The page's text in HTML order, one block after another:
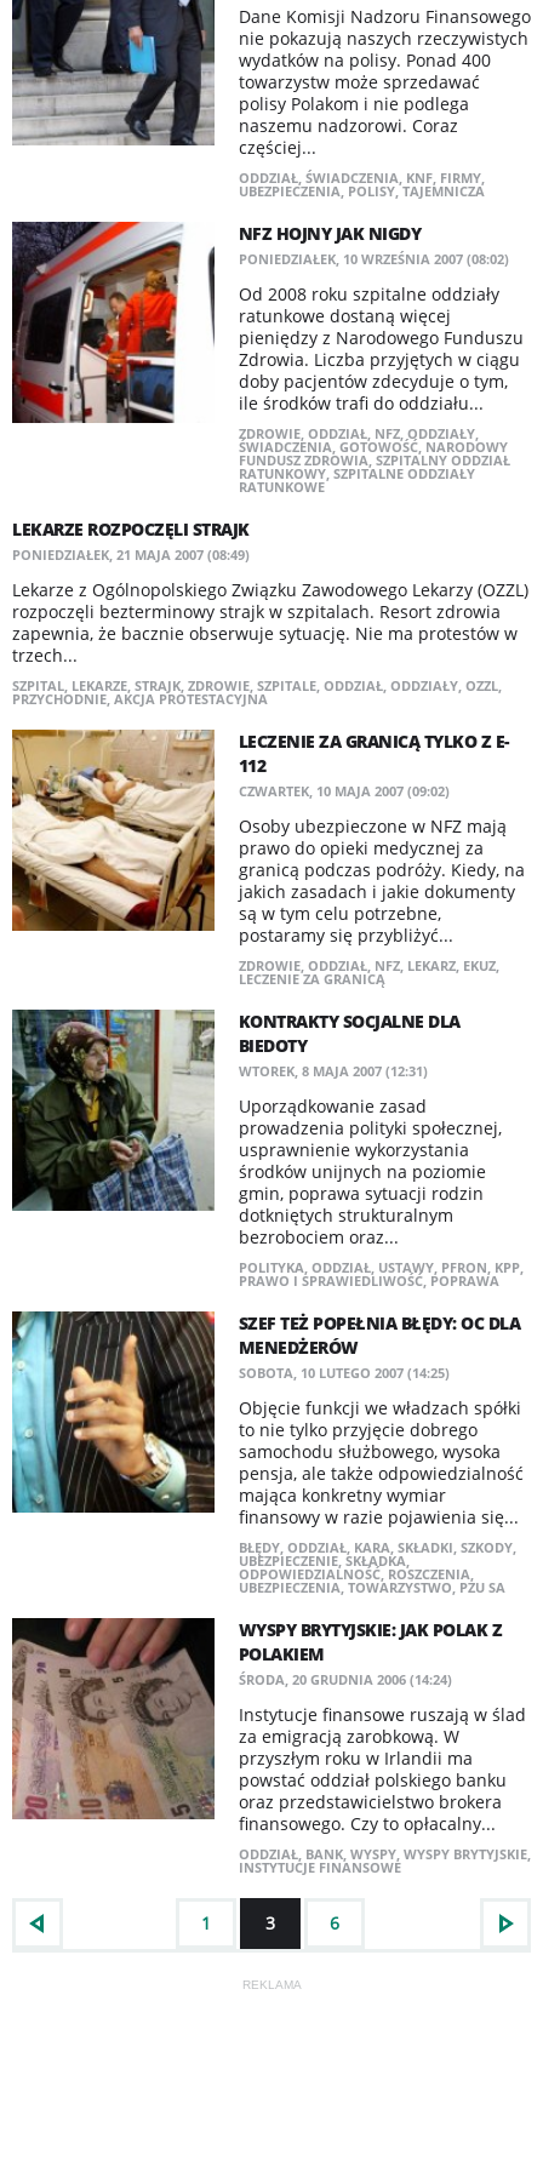
Dane Komisji Nadzoru Finansowego
nie pokazują naszych rzeczywistych
wydatków na polisy. Ponad 400
towarzystw może sprzedawać
polisy Polakom i nie podlega
naszemu nadzorowi. Coraz
częściej...
ODDZIAŁ, ŚWIADCZENIA KNF, FIRMY,
UBEZPIECZENIA POLISY,TAJEMNICZA
NFZ HOJNY JAK NIGDY
PONIEDZIAŁEK, 10 WRZEŚNIA 2007 (08:02)
Od 2008 roku szpitalne oddziały
ratunkowe dostaną więcej
pieniędzy z Narodowego Funduszu
Zdrowia. Liczba przyjętych w ciągu
doby pacjentów zdecyduje o tym,
ile środków trafi do oddziału...
ZDROWIE, ODDZIAŁ, NFZ, ODDZIAŁY,
ŚWIADCZENIA GOTOWOŚĆ, NARODOWY
FUNDUSZ ZDROWIA SZPITALNY ODDZIAŁ
RATUNKOWY, SZPITALNE ODDZIAŁY
RATUNKOWE
LEKARZE ROZPOCZĘLI STRAJK
PONIEDZIAŁEK, 21 MAJA 2007 (08:49)
Lekarze z Ogólnopolskiego Związku Zawodowego Lekarzy (OZZL)
rozpoczęli bezterminowy strajk w szpitalach. Resort zdrowia
zapewnia, że bacznie obserwuje sytuację. Nie ma protestów w
trzech...
SZPITAL LEKARZE STRAJK ZDROWIE SZPITALE ODDZIAŁ ODDZIAŁY OZZL
PRZYCHODNIE AKCJA PROTESTACYJNA
LECZENIE ZA GRANICĄ TYLKO Z E-
112
CZWARTEK, 10 MAJA 2007 (09:02)
Osoby ubezpieczone w NFZ mają
prawo do opieki medycznej za
granicą podczas podróży. Kiedy, na
jakich zasadach i jakie dokumenty
są w tym celu potrzebne,
postaramy się przybliżyć...
ZDROWIE, ODDZIAŁ, NFZ, LEKARZ, EKUZ,
LECZENIE ZA GRANICĄ
KONTRAKTY SOCJALNE DLA
BIEDOTY
WTOREK, 8 MAJA 2007 (12:31)
Uporządkowanie zasad
prowadzenia polityki społecznej,
usprawnienie wykorzystania
środków unijnych na poziomie
gmin, poprawa sytuacji rodzin
dotkniętych strukturalnym
bezrobociem oraz...
POLITYKA ODDZIAŁ, USTAWY, PFRON KPP,
PRAWO I SPRAWIEDLIWOŚĆ, POPRAWA
SZEF TEŻ POPEŁNIA BŁĘDY: OC DLA
MENEDŻERÓW
SOBOTA, 10 LUTEGO 2007 (14:25)
Objęcie funkcji we władzach spółki
to nie tylko przyjęcie dobrego
samochodu służbowego, wysoka
pensja, ale także odpowiedzialność
mająca konkretny wymiar
finansowy w razie pojawienia się...
BŁĘDY, ODDZIAŁ, KARA SKŁADKI SZKODY,
UBEZPIECZENIE, SKŁADKA
ODPOWIEDZIALNOŚĆ, ROSZCZENIA
UBEZPIECZENIA TOWARZYSTWO PZU SA
WYSPY BRYTYJSKIE: JAK POLAK Z
POLAKIEM
ŚRODA, 20 GRUDNIA 2006 (14:24)
Instytucje finansowe ruszają w ślad
za emigracją zarobkową. W
przyszłym roku w Irlandii ma
powstać oddział polskiego banku
oraz przedstawicielstwo brokera
finansowego. Czy to opłacalny...
ODDZIAŁ, BANK, WYSPY, WYSPY BRYTYJSKIE,
INSTYTUCJE FINANSOWE
1 3 6
REKLAMA